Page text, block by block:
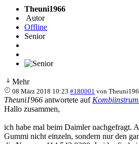
Theuni1966
Autor
Offline
Senior
Mehr
08 März 2018 10:23 #180001 von
Theuni1966 antwortete auf
Hallo zusammen,
ich habe mal beim Daimler nachgefragt.
Gummi nicht einzeln, sondern nur den